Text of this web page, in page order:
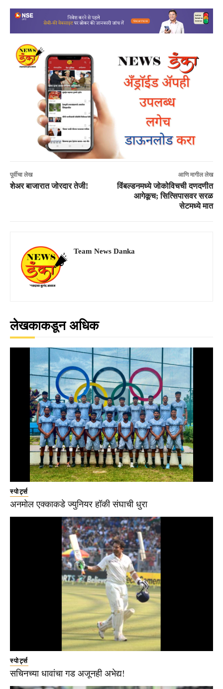
पूर्वीचा लेख
शेअर बाजारात जोरदार तेजी!
आणि मागील लेख
विंबल्डनमध्ये जोकोविचची दणदणीत
आगेकूच; सित्सिपासवर सरळ
सेटमध्ये मात
Team News Danka
लेखकाकडून अधिक
स्पोर्ट्स
अनमोल एक्काकडे ज्युनियर हॉकी संघाची धुरा
स्पोर्ट्स
सचिनच्या धावांचा गड अजूनही अभेद्य!